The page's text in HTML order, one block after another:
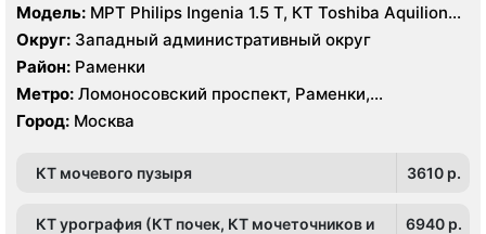
Модель: МРТ Philips Ingenia 1.5 T, КТ Toshiba Aquilion
32 среза, УЗИ GE Logiq-9, Philips iU22
Округ: Западный административный округ
Район: Раменки
Метро: Ломоносовский проспект, Раменки,
Мичуринский проспект
Город: Москва
КТ мочевого пузыря 3610 p.
КТ урография (КТ почек, КТ мочеточников и
6940 p.